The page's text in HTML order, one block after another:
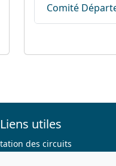
Comité
Liens utiles
des circuits